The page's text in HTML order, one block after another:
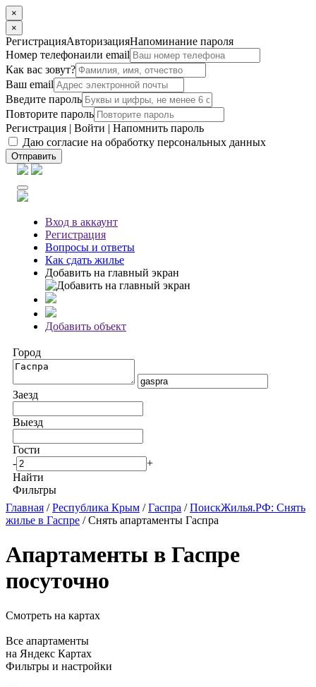
×
×
РегистрацияАвторизацияНапоминание пароля
Номер телефонаили email
Как вас зовут?
Ваш email
Введите пароль
Повторите пароль
Регистрация | Войти | Напомнить пароль
Даю согласие на обработку персональных данных
Отправить
Вход в аккаунт
Регистрация
Вопросы и ответы
Как сдать жилье
Добавить на главный экран
Добавить объект
Город
Заезд
Выезд
Гости
-
+
Найти
Фильтры
Главная /Республика Крым /Гаспра /ПоискЖилья.РФ: Снять
жилье в Гаспре / Снять апартаменты Гаспра
Апартаменты в Гаспре
посуточно
Смотреть на картах
Все апартаменты
на Яндекс Картах
Фильтры и настройки